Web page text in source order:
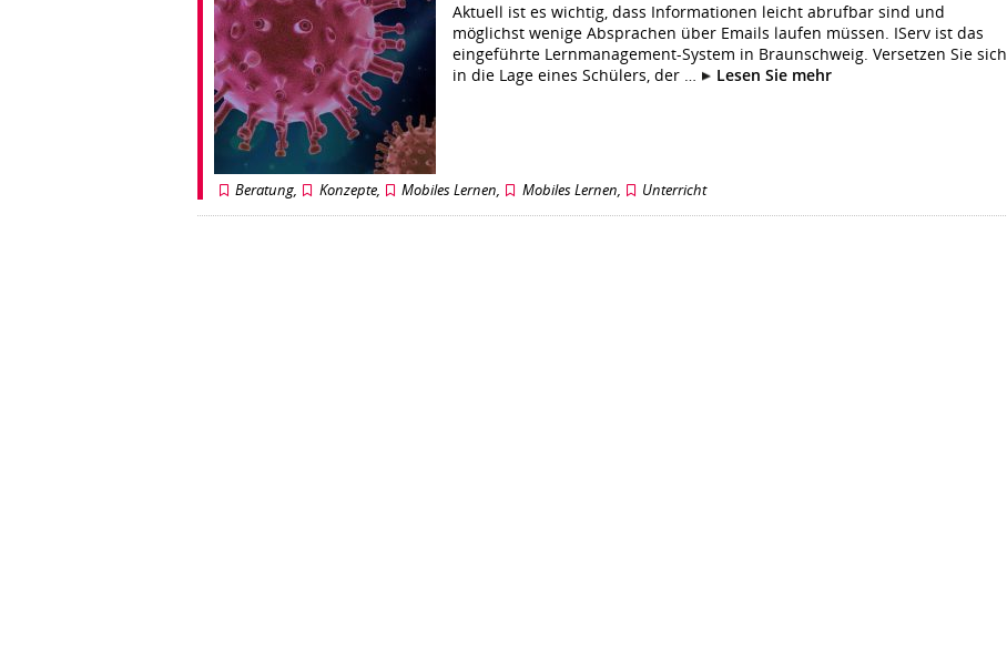
Aktuell ist es wichtig, dass Informationen leicht abrufbar sind und
möglichst wenige Absprachen über Emails laufen müssen. IServ ist das
eingeführte Lernmanagement-System in Braunschweig. Versetzen Sie sich
in die Lage eines Schülers, der …
Lesen Sie mehr
Beratung, Konzepte, Mobiles Lernen, Mobiles Lernen, Unterricht